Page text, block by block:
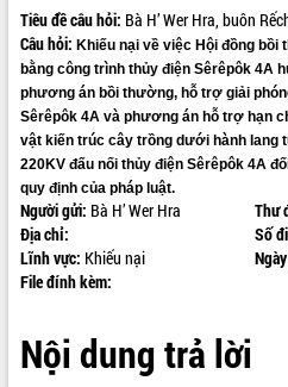
SỞ, BAN, NGÀNH
UBND CÁC XÃ, PHƯỜNG
THÔNG TIN CHỈ ĐẠO ĐIỀU HÀNH
HỆ THỐNG VĂN BẢN
VĂN BẢN HĐND TỈNH
ĐIỂM TIN VĂN BẢN
QUY HOẠCH - KẾ HOẠCH
Tiêu đề câu hỏi: Bà H’ Wer Hra, buôn
Câu hỏi: Khiếu nại về việc Hội đồng
bằng công trình thủy điện Sêrêpôk 4A
phương án bồi thường, hỗ trợ giải
Sêrêpôk 4A và phương án hỗ trợ hạn
vật kiến trúc cây trồng dưới hành lang
220KV đấu nối thủy điện Sêrêpôk 4A
quy định của pháp luật.
Người gửi: Bà H’ Wer Hra Thư
Địa chỉ:
Số
Lĩnh vực: Khiếu nại
File đính kèm:
Nội dung trả lời